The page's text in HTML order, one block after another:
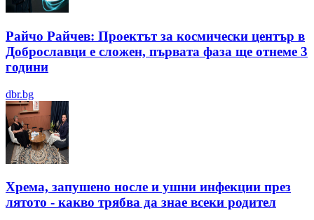
Райчо Райчев: Проектът за космически център в
Доброславци е сложен, първата фаза ще отнеме 3
години
dbr.bg
Хрема, запушено носле и ушни инфекции през
лятотo - какво трябва да знае всеки родител